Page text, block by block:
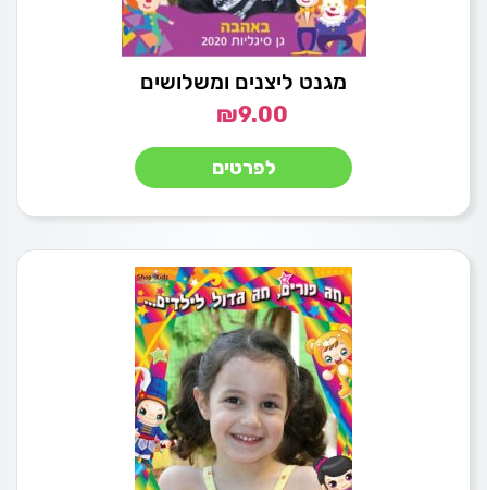
מגנט ליצנים ומשלושים
₪9.00
לפרטים